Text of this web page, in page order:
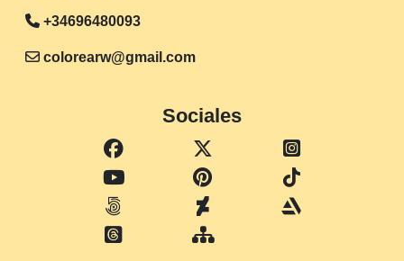
+34696480093
colorearw@gmail.com
Sociales